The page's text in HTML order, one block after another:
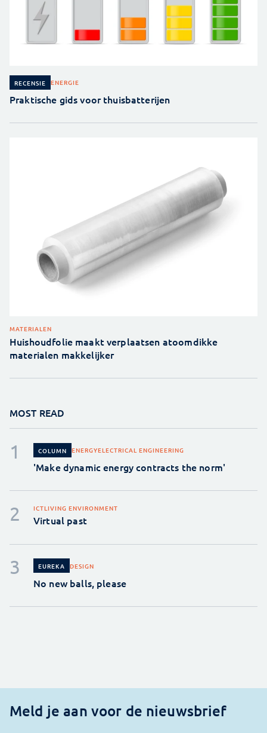
RECENSIE ENERGIE
Praktische gids voor thuisbatterijen
MATERIALEN
Huishoudfolie maakt verplaatsen atoomdikke
materialen makkelijker
MOST READ
COLUMN ENERGYELECTRICAL ENGINEERING
'Make dynamic energy contracts the norm'
ICTLIVING ENVIRONMENT
Virtual past
EUREKA DESIGN
No new balls, please
Meld je aan voor de nieuwsbrief